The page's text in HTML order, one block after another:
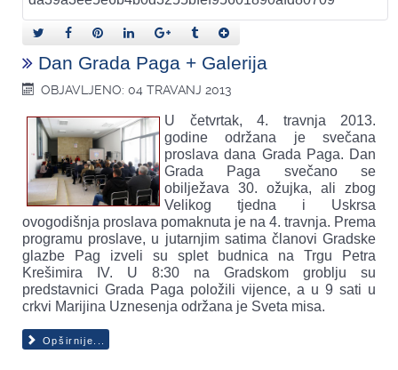
Dan Grada Paga + Galerija
OBJAVLJENO: 04 TRAVANJ 2013
U četvrtak, 4. travnja 2013.
godine održana je svečana
proslava dana Grada Paga. Dan
Grada Paga svečano se
obilježava 30. ožujka, ali zbog
Velikog tjedna i Uskrsa
ovogodišnja proslava pomaknuta je na 4. travnja. Prema
programu proslave, u jutarnjim satima članovi Gradske
glazbe Pag izveli su splet budnica na Trgu Petra
Krešimira IV. U 8:30 na Gradskom groblju su
predstavnici Grada Paga položili vijence, a u 9 sati u
crkvi Marijina Uznesenja održana je Sveta misa.
Opširnije...